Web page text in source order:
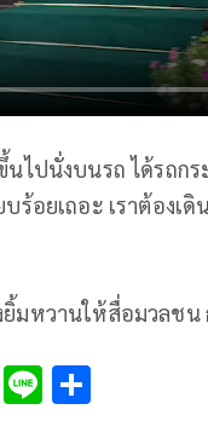
นไปนั่งบนรถ ได้รถก
บร้อยเถอะ เราต้อง
มหวานให้สื่อมวลช
C Li